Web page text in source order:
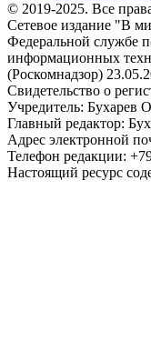
© 2019-2025. Все
Сетевое издание "В
Федеральной службе
информационных
(Роскомнадзор)
Свидетельство о
Учредитель: Бухарев
Главный редактор:
Адрес электронной
Телефон редакции:
Настоящий ресурс